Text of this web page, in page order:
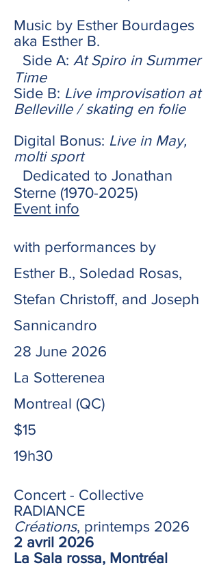
Music by Esther Bourdages
aka Esther B.
Side A: At Spiro in Summer
Time
Side B: Live improvisation at
Belleville / skating en folie
Digital Bonus: Live in May,
molti sport
Dedicated to Jonathan
Sterne (1970-2025)
​Event info
with performances by
Esther B., Soledad Rosas,
Stefan Christoff, and Joseph
Sannicandro
28 June 2026
La Sotterenea
Montreal (QC)
$15
19h30
Concert - Collective
RADIANCE
Créations, printemps 2026
2 avril 2026
La Sala rossa, Montréal